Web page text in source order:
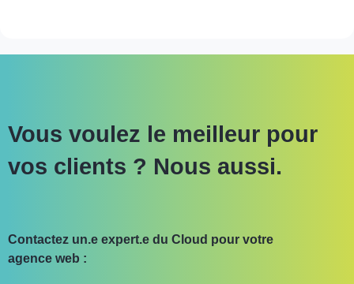
Vous voulez le meilleur pour
vos clients ? Nous aussi.
Contactez un.e expert.e du Cloud pour votre
agence web :